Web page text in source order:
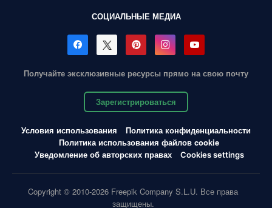
СОЦИАЛЬНЫЕ МЕДИА
Получайте эксклюзивные ресурсы прямо на свою почту
Зарегистрироваться
Условия использования
Политика конфиденциальности
Политика использования файлов cookie
Уведомление об авторских правах
Cookies settings
Copyright © 2010-2026 Freepik Company S.L.U. Все права
защищены.